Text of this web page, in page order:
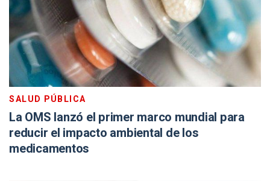
SALUD PÚBLICA
La OMS lanzó el primer marco mundial para
reducir el impacto ambiental de los
medicamentos